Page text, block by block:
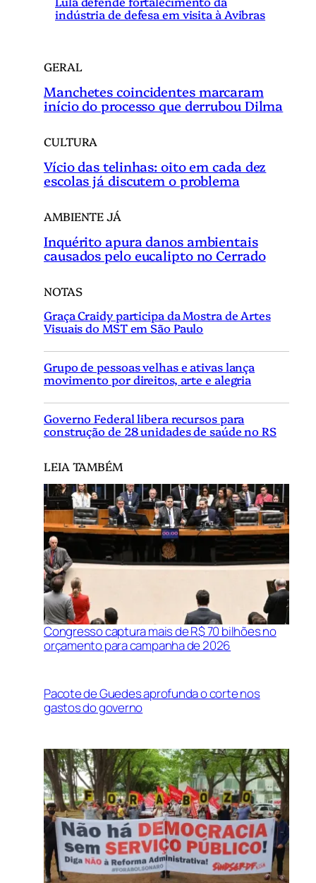
indústria de defesa em visita à Avibras
GERAL
Manchetes coincidentes marcaram
início do processo que derrubou Dilma
CULTURA
Vício das telinhas: oito em cada dez
escolas já discutem o problema
AMBIENTE JÁ
Inquérito apura danos ambientais
causados pelo eucalipto no Cerrado
NOTAS
Graça Craidy participa da Mostra de Artes
Visuais do MST em São Paulo
Grupo de pessoas velhas e ativas lança
movimento por direitos, arte e alegria
Governo Federal libera recursos para
construção de 28 unidades de saúde no RS
LEIA TAMBÉM
Congresso captura mais de R$ 70 bilhões no
orçamento para campanha de 2026
Pacote de Guedes aprofunda o corte nos
gastos do governo